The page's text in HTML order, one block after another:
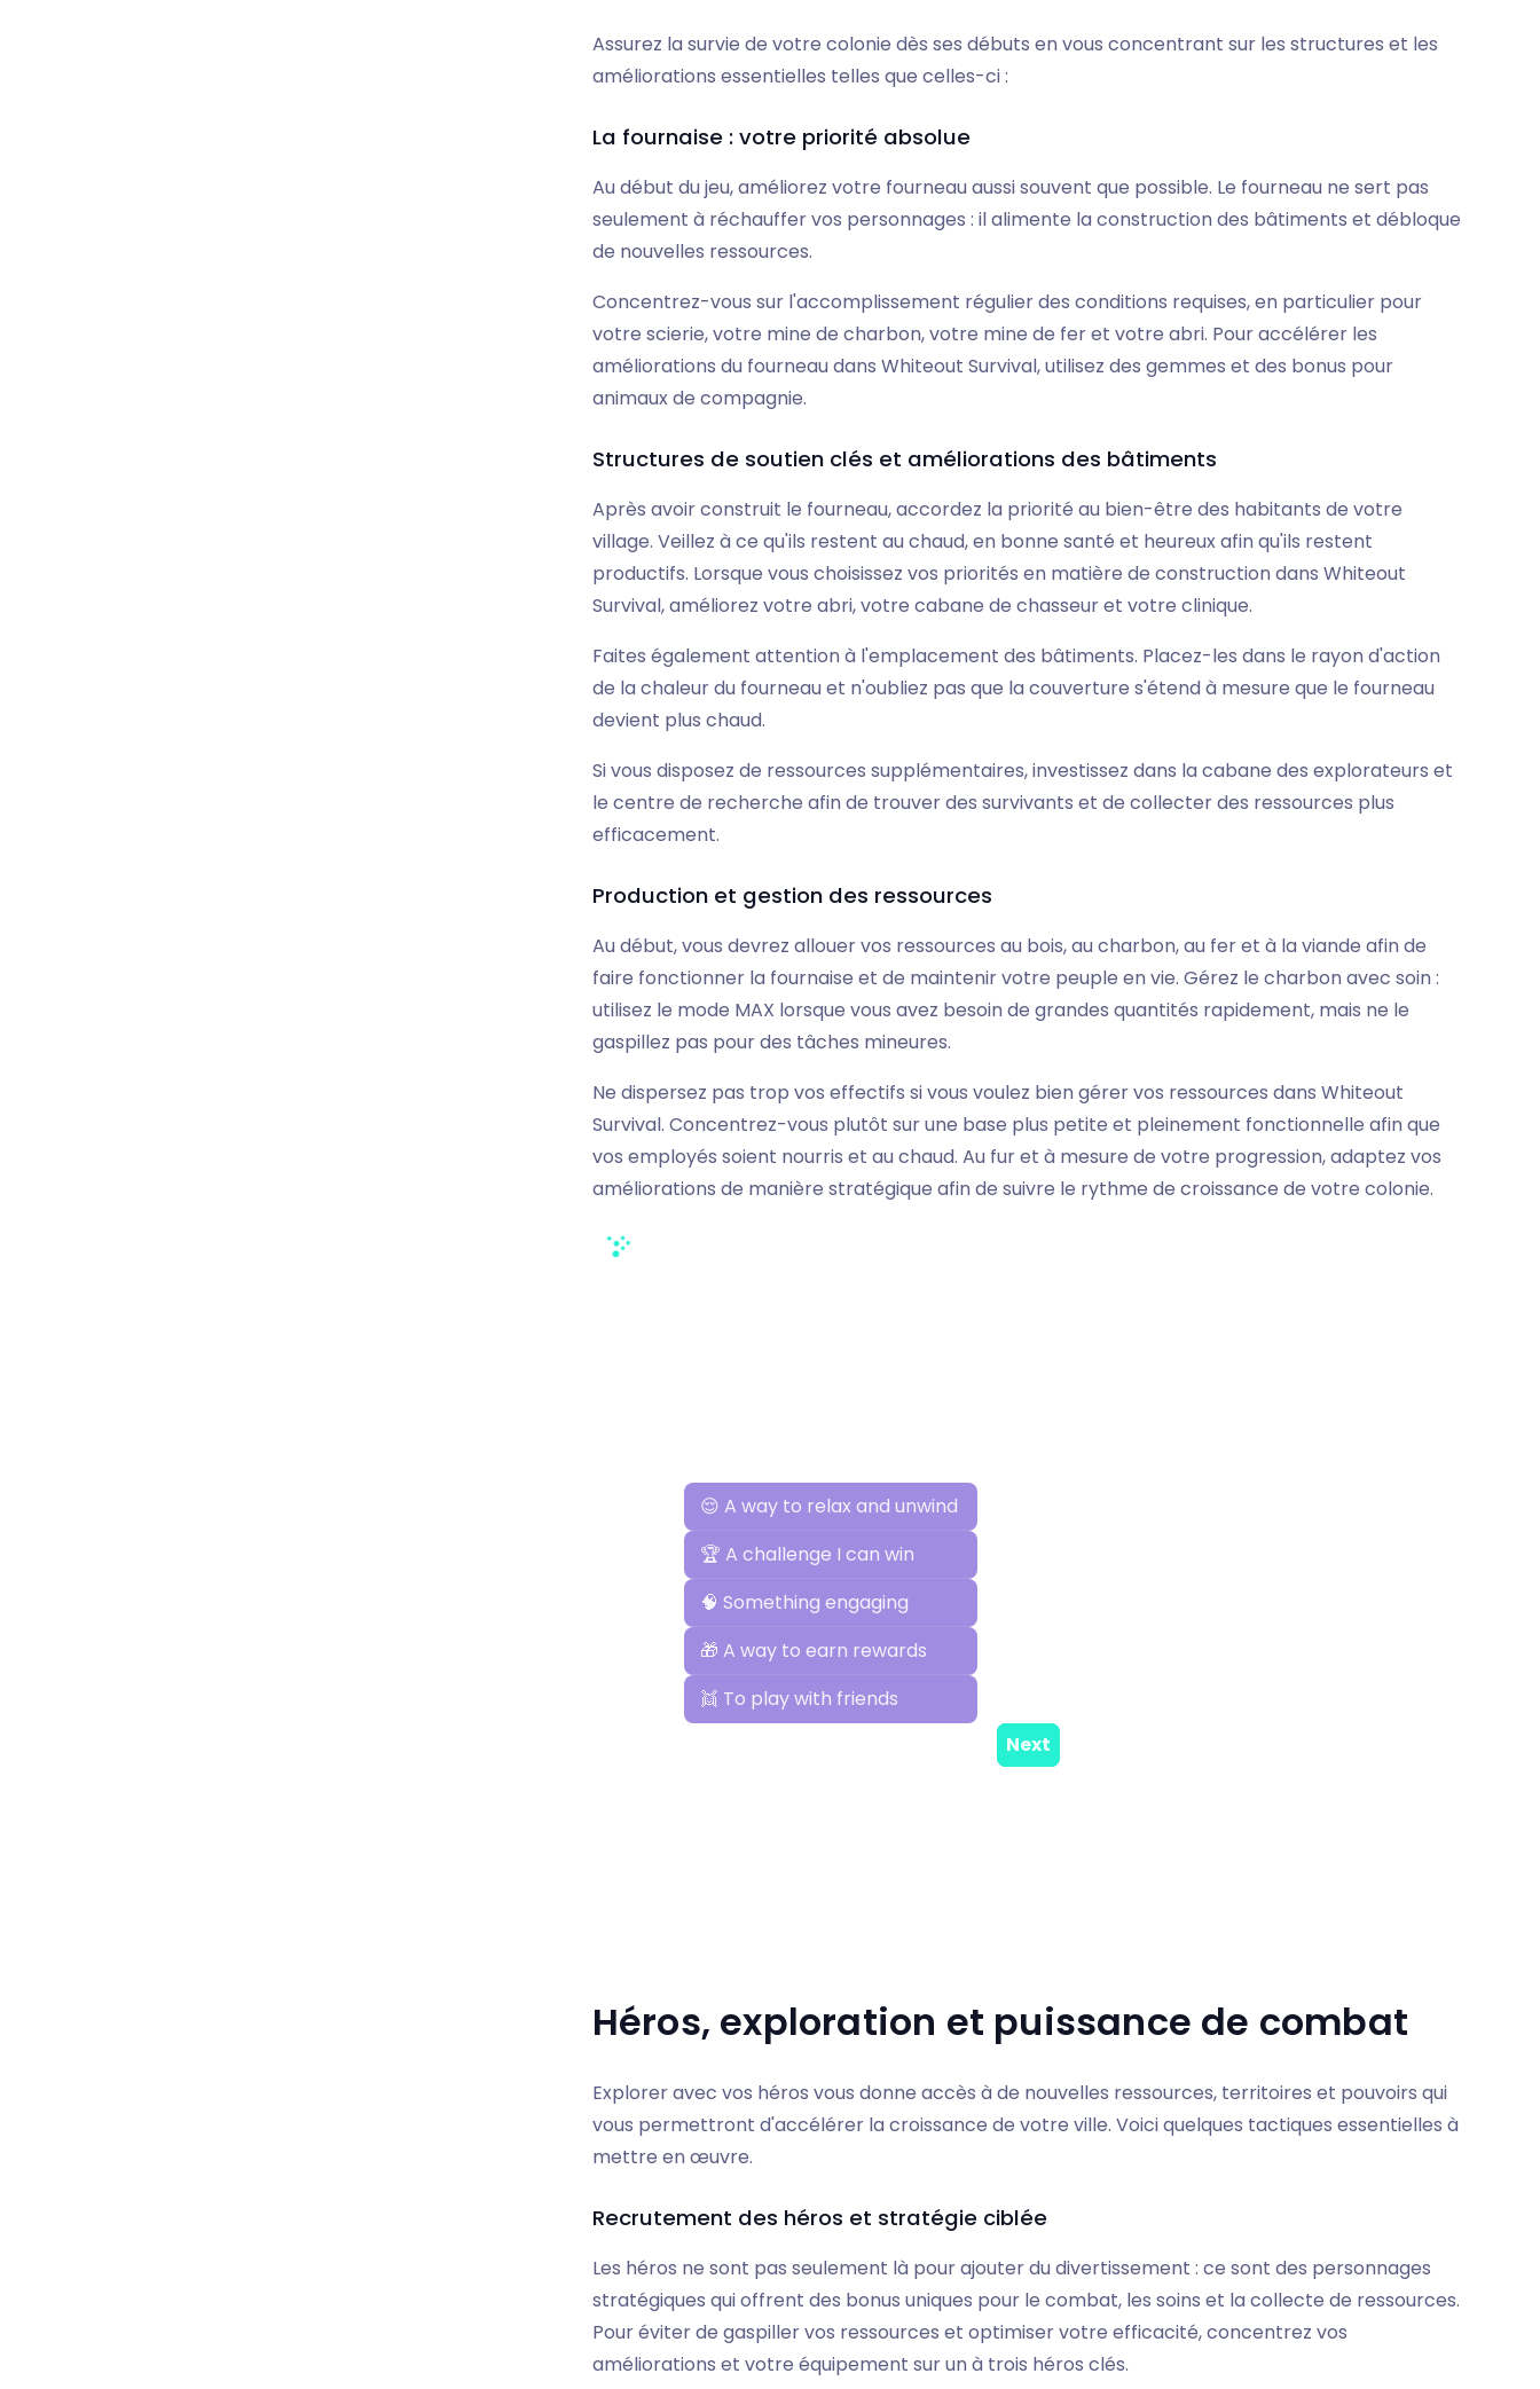
Assurez la survie de votre colonie dès ses débuts en vous concentrant sur les structures et les
améliorations essentielles telles que celles-ci :
La fournaise : votre priorité absolue
Au début du jeu, améliorez votre fourneau aussi souvent que possible. Le fourneau ne sert pas
seulement à réchauffer vos personnages : il alimente la construction des bâtiments et débloque
de nouvelles ressources.
Concentrez-vous sur l'accomplissement régulier des conditions requises, en particulier pour
votre scierie, votre mine de charbon, votre mine de fer et votre abri. Pour accélérer les
améliorations du fourneau dans Whiteout Survival, utilisez des gemmes et des bonus pour
animaux de compagnie.
Structures de soutien clés et améliorations des bâtiments
Après avoir construit le fourneau, accordez la priorité au bien-être des habitants de votre
village. Veillez à ce qu'ils restent au chaud, en bonne santé et heureux afin qu'ils restent
productifs. Lorsque vous choisissez vos priorités en matière de construction dans Whiteout
Survival, améliorez votre abri, votre cabane de chasseur et votre clinique.
Faites également attention à l'emplacement des bâtiments. Placez-les dans le rayon d'action
de la chaleur du fourneau et n'oubliez pas que la couverture s'étend à mesure que le fourneau
devient plus chaud.
Si vous disposez de ressources supplémentaires, investissez dans la cabane des explorateurs et
le centre de recherche afin de trouver des survivants et de collecter des ressources plus
efficacement.
Production et gestion des ressources
Au début, vous devrez allouer vos ressources au bois, au charbon, au fer et à la viande afin de
faire fonctionner la fournaise et de maintenir votre peuple en vie. Gérez le charbon avec soin :
utilisez le mode MAX lorsque vous avez besoin de grandes quantités rapidement, mais ne le
gaspillez pas pour des tâches mineures.
Ne dispersez pas trop vos effectifs si vous voulez bien gérer vos ressources dans Whiteout
Survival. Concentrez-vous plutôt sur une base plus petite et pleinement fonctionnelle afin que
vos employés soient nourris et au chaud. Au fur et à mesure de votre progression, adaptez vos
améliorations de manière stratégique afin de suivre le rythme de croissance de votre colonie.
Héros, exploration et puissance de combat
Explorer avec vos héros vous donne accès à de nouvelles ressources, territoires et pouvoirs qui
vous permettront d'accélérer la croissance de votre ville. Voici quelques tactiques essentielles à
mettre en œuvre.
Recrutement des héros et stratégie ciblée
Les héros ne sont pas seulement là pour ajouter du divertissement : ce sont des personnages
stratégiques qui offrent des bonus uniques pour le combat, les soins et la collecte de ressources.
Pour éviter de gaspiller vos ressources et optimiser votre efficacité, concentrez vos
améliorations et votre équipement sur un à trois héros clés.